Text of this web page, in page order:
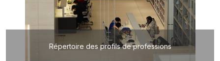
Répertoire des profils de professions